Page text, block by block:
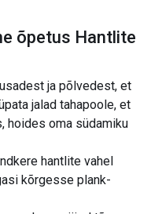
õpetus Hantlite
ja põlvedest, et
jalad tahapoole, et
hoides oma südamiku
hantlite vahel
kõrgesse plank-